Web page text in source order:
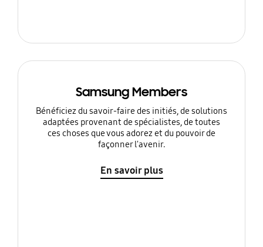
Samsung Members
Bénéficiez du savoir-faire des initiés, de solutions
adaptées provenant de spécialistes, de toutes
ces choses que vous adorez et du pouvoir de
façonner l'avenir.
En savoir plus